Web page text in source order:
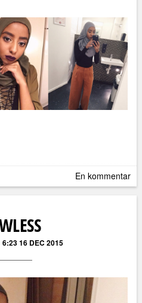
En kommentar
6:23 16 DEC 2015